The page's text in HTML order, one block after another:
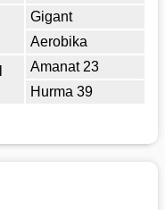
Gigant
Aerobika
Amanat 23
Hurma 39